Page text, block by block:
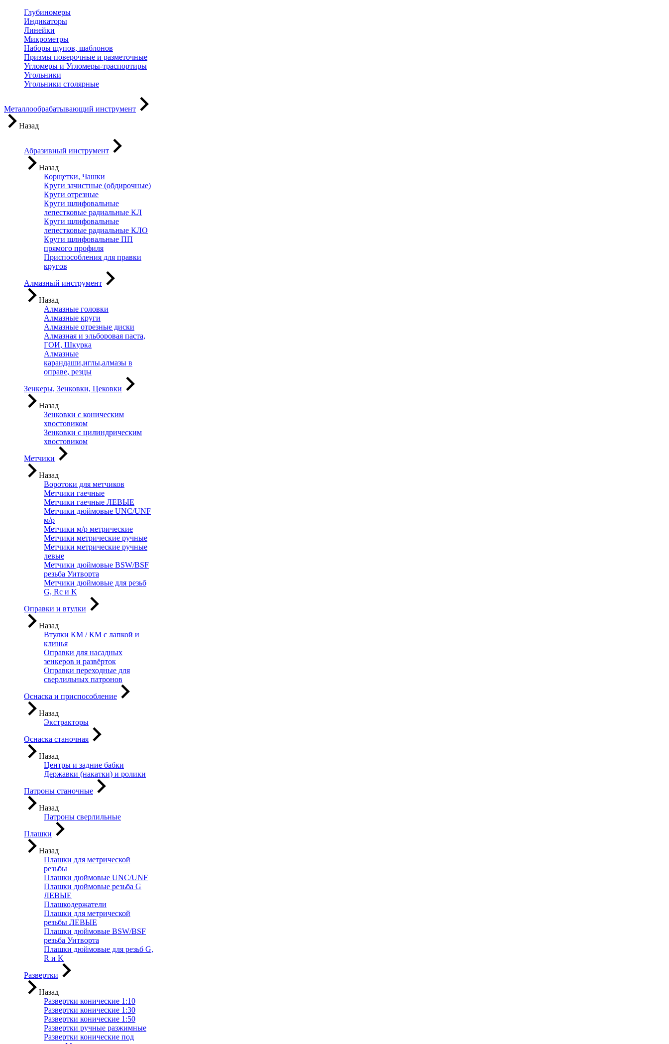
Глубиномеры
Индикаторы
Линейки
Микрометры
Наборы щупов, шаблонов
Призмы поверочные и разметочные
Угломеры и Угломеры-траспортиры
Угольники
Угольники столярные
Металлообрабатывающий инструмент
Назад
Абразивный инструмент
Назад
Корщетки, Чашки
Круги зачистные (обдирочные)
Круги отрезные
Круги шлифовальные
лепестковые радиальные КЛ
Круги шлифовальные
лепестковые радиальные КЛО
Круги шлифовальные ПП
прямого профиля
Приспособления для правки
кругов
Алмазный инструмент
Назад
Алмазные головки
Алмазные круги
Алмазные отрезные диски
Алмазная и эльборовая паста,
ГОИ, Шкурка
Алмазные
карандаши,иглы,алмазы в
оправе, резцы
Зенкеры, Зенковки, Цековки
Назад
Зенковки с коническим
хвостовиком
Зенковки с цилиндрическим
хвостовиком
Метчики
Назад
Воротоки для метчиков
Метчики гаечные
Метчики гаечные ЛЕВЫЕ
Метчики дюймовые UNC/UNF
м/р
Метчики м/р метрические
Метчики метрические ручные
Метчики метрические ручные
левые
Метчики дюймовые BSW/BSF
резьба Уитворта
Метчики дюймовые для резьб
G, Rc и K
Оправки и втулки
Назад
Втулки КМ / КМ с лапкой и
клинья
Оправки для насадных
зенкеров и развёрток
Оправки переходные для
сверлильных патронов
Оснаска и приспособление
Назад
Экстракторы
Оснаска станочная
Назад
Центры и задние бабки
Державки (накатки) и ролики
Патроны станочные
Назад
Патроны сверлильные
Плашки
Назад
Плашки для метрической
резьбы
Плашки дюймовые UNC/UNF
Плашки дюймовые резьба G
ЛЕВЫЕ
Плашкодержатели
Плашки для метрической
резьбы ЛЕВЫЕ
Плашки дюймовые BSW/BSF
резьба Уитворта
Плашки дюймовые для резьб G,
R и K
Развертки
Назад
Развертки конические 1:10
Развертки конические 1:30
Развертки конические 1:50
Развертки ручные разжимные
Развертки конические под